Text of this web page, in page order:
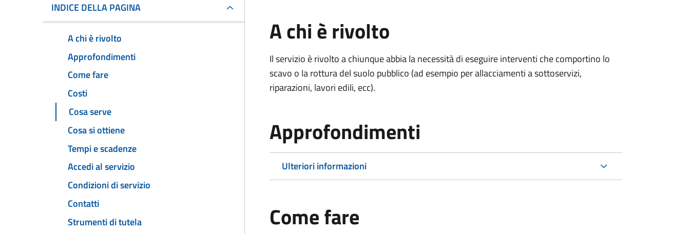
INDICE DELLA PAGINA
A chi è rivolto
Approfondimenti
Come fare
Costi
Cosa serve
Cosa si ottiene
Tempi e scadenze
Accedi al servizio
Condizioni di servizio
Contatti
Strumenti di tutela
A chi è rivolto
Il servizio è rivolto a chiunque abbia la necessità di eseguire interventi che comportino lo
scavo o la rottura del suolo pubblico (ad esempio per allacciamenti a sottoservizi,
riparazioni, lavori edili, ecc).
Approfondimenti
Ulteriori informazioni
Come fare